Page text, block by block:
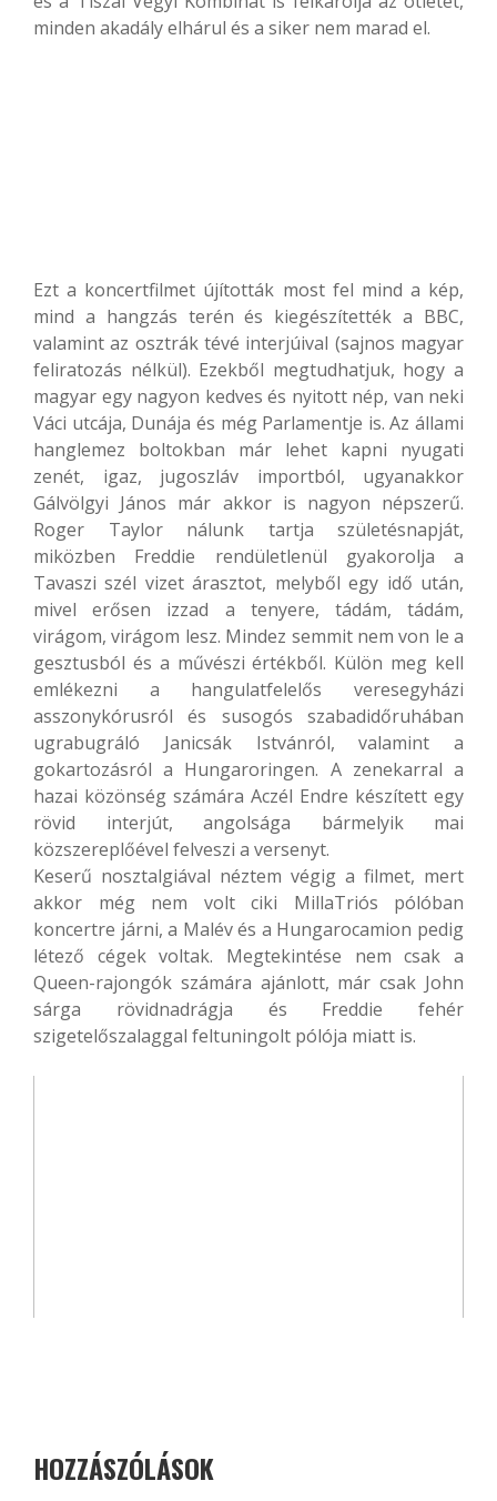
minden akadály elhárul és a siker nem marad el.
Ezt a koncertfilmet újították most fel mind a kép,
mind a hangzás terén és kiegészítették a BBC,
valamint az osztrák tévé interjúival (sajnos magyar
feliratozás nélkül). Ezekből megtudhatjuk, hogy a
magyar egy nagyon kedves és nyitott nép, van neki
Váci utcája, Dunája és még Parlamentje is. Az állami
hanglemez boltokban már lehet kapni nyugati
zenét, igaz, jugoszláv importból, ugyanakkor
Gálvölgyi János már akkor is nagyon népszerű.
Roger Taylor nálunk tartja születésnapját,
miközben Freddie rendületlenül gyakorolja a
Tavaszi szél vizet árasztot, melyből egy idő után,
mivel erősen izzad a tenyere, tádám, tádám,
virágom, virágom lesz. Mindez semmit nem von le a
gesztusból és a művészi értékből. Külön meg kell
emlékezni a hangulatfelelős veresegyházi
asszonykórusról és susogós szabadidőruhában
ugrabugráló Janicsák Istvánról, valamint a
gokartozásról a Hungaroringen. A zenekarral a
hazai közönség számára Aczél Endre készített egy
rövid interjút, angolsága bármelyik mai
közszereplőével felveszi a versenyt.
Keserű nosztalgiával néztem végig a filmet, mert
akkor még nem volt ciki MillaTriós pólóban
koncertre járni, a Malév és a Hungarocamion pedig
létező cégek voltak. Megtekintése nem csak a
Queen-rajongók számára ajánlott, már csak John
sárga rövidnadrágja és Freddie fehér
szigetelőszalaggal feltuningolt pólója miatt is.
HOZZÁSZÓLÁSOK